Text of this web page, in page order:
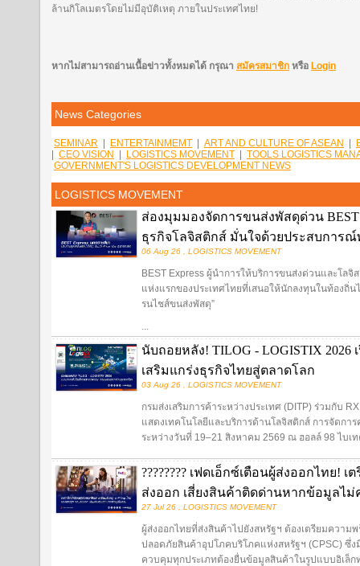
ล้านกิโลเมตรโดยไม่มีอุบัติเหตุ ภายในประเทศไทย!
หากไม่สามารถอ่านเนื้อข่าวทั้งหมดได้ กรุณา สมัครสมาชิก หรือ Login
News Categories
SEMINAR ENTERTAINMEMT ART AND CULTURE OF ASEAN
CEO VISION LOGISTICS MOVEMENT
TOOLS LOGISTICS
GOVERNMENT'S LOGISTICS DEVELOPMENT NEWS
LOGISTICS MOVEMENT
ส่องมุมมองจัดการขนส่งพัสดุด่วน
ธุรกิจโลจิสติกส์ มั่นใจด้วยประสบกา
06 Aug 26 , LOGISTICS MOVEMENT
BEST Express ผู้นำการให้บริการขนส่งด่วนและโล
แห่งแรกของประเทศไทยที่เสนอให้นักลงทุนในท้องถิ่
รนไชส์ขนส่งพัสดุ”
...
นับถอยหลัง! TILOG - LOGISTIX
เสริมแกร่งธุรกิจไทยสู่ตลาดโลก
03 Aug 26 , LOGISTICS MOVEMENT
กรมส่งเสริมการค้าระหว่างประเทศ (DITP) ร่วมกับ
แสดงเทคโนโลยีและบริการด้านโลจิสติกส์ การจัดก
ระหว่างวันที่ 19–21 สิงหาคม 2569 ณ ฮอลล์ 98 ไบเ
???????? เฟดเอ็กซ์เตือนผู้ส่งออกไทย!
ส่งออก เสี่ยงสินค้าติดด่านหากข้อมูลไม่
27 Jul 26 , LOGISTICS MOVEMENT
ผู้ส่งออกไทยที่ส่งสินค้าไปยังสหรัฐฯ ต้องเตรียมควา
ปลอดภัยสินค้าอุปโภคบริโภคแห่งสหรัฐฯ (CPSC) ซึ่
ควบคุมทุกประเภทต้องยื่นข้อมูลสินค้าในรูปแบบอิเล็ก